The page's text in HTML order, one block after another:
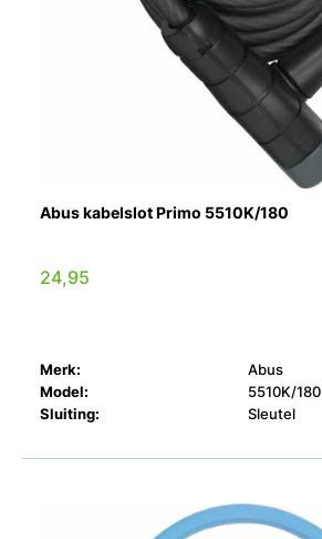
Abus kabelslot Primo 5510K/180
24,95
Merk:
Abus
Model:
5510K/180
Sluiting:
Sleutel